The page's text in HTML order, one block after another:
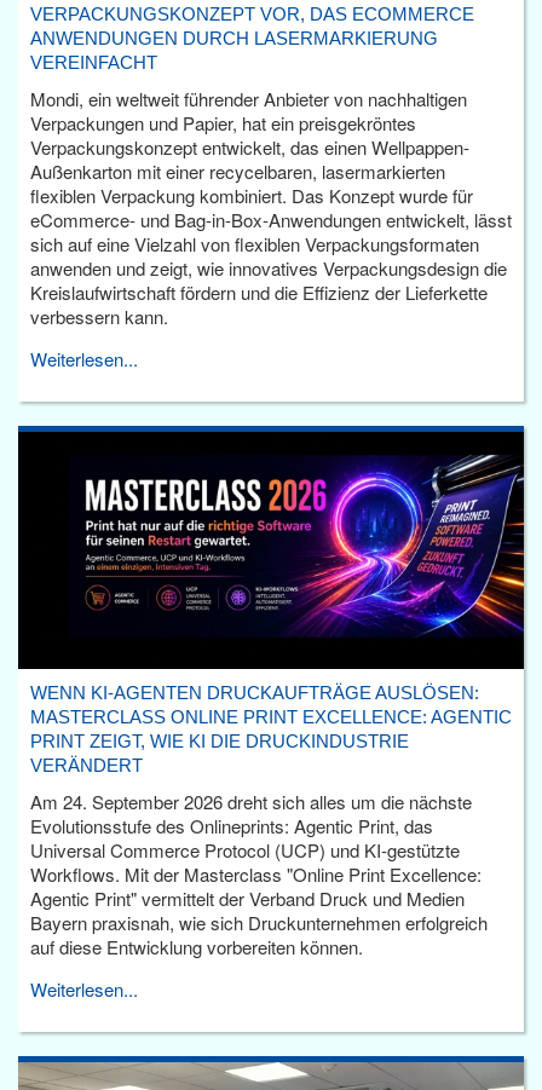
VERPACKUNGSKONZEPT VOR, DAS ECOMMERCE
ANWENDUNGEN DURCH LASERMARKIERUNG
VEREINFACHT
Mondi, ein weltweit führender Anbieter von nachhaltigen
Verpackungen und Papier, hat ein preisgekröntes
Verpackungskonzept entwickelt, das einen Wellpappen-
Außenkarton mit einer recycelbaren, lasermarkierten
flexiblen Verpackung kombiniert. Das Konzept wurde für
eCommerce- und Bag-in-Box-Anwendungen entwickelt, lässt
sich auf eine Vielzahl von flexiblen Verpackungsformaten
anwenden und zeigt, wie innovatives Verpackungsdesign die
Kreislaufwirtschaft fördern und die Effizienz der Lieferkette
verbessern kann.
Weiterlesen...
WENN KI-AGENTEN DRUCKAUFTRÄGE AUSLÖSEN:
MASTERCLASS ONLINE PRINT EXCELLENCE: AGENTIC
PRINT ZEIGT, WIE KI DIE DRUCKINDUSTRIE
VERÄNDERT
Am 24. September 2026 dreht sich alles um die nächste
Evolutionsstufe des Onlineprints: Agentic Print, das
Universal Commerce Protocol (UCP) und KI-gestützte
Workflows. Mit der Masterclass "Online Print Excellence:
Agentic Print" vermittelt der Verband Druck und Medien
Bayern praxisnah, wie sich Druckunternehmen erfolgreich
auf diese Entwicklung vorbereiten können.
Weiterlesen...